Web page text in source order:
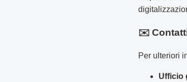
✉️
Per ulteriori
Ufficio